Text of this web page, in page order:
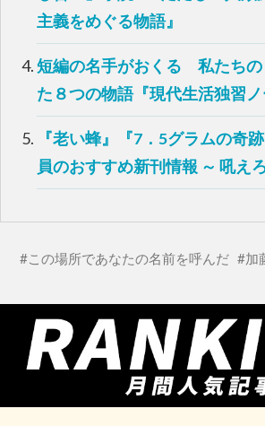
ウ
ま
す
)
主義をめぐる物語』
短編の名手がおくる 私たちの
た８つの物語『現代生活独習ノ
『老い蜂』『7．5グラムの奇
員のおすすめ新刊情報 ～ 吼え
この場所であなたの名前を呼んだ 加